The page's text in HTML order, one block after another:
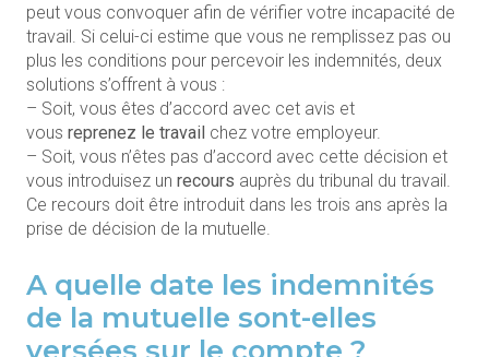
peut vous convoquer afin de vérifier votre incapacité de
travail. Si celui-ci estime que vous ne remplissez pas ou
plus les conditions pour percevoir les indemnités, deux
solutions s’offrent à vous :
– Soit, vous êtes d’accord avec cet avis et
vous reprenez le travail chez votre employeur.
– Soit, vous n’êtes pas d’accord avec cette décision et
vous introduisez un recours auprès du tribunal du travail.
Ce recours doit être introduit dans les trois ans après la
prise de décision de la mutuelle.
A quelle date les indemnités
de la mutuelle sont-elles
versées sur le compte ?